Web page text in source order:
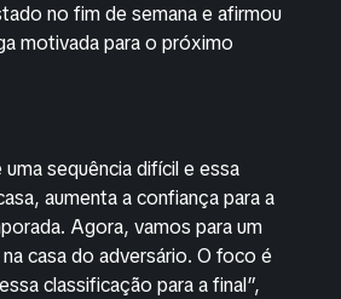
no fim de semana e afirmou
motivada para o próximo
uma sequência difícil e essa
aumenta a confiança para a
Agora, vamos para um
casa do adversário. O foco é
classificação para a final”,